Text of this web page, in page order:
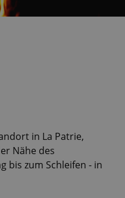
in La Patrie,
Nähe des
bis zum Schleifen - in